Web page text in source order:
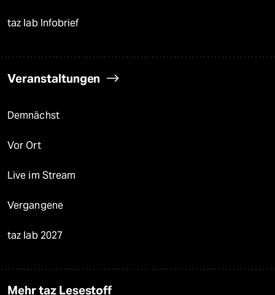
taz lab Infobrief
Veranstaltungen
Demnächst
Vor Ort
Live im Stream
Vergangene
taz lab 2027
Mehr taz Lesestoff